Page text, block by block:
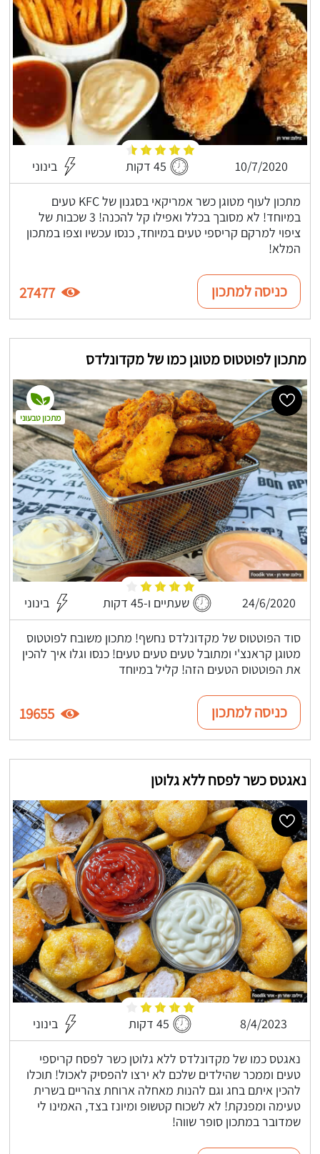
10/7/2020 45 דקות בינוני
מתכון לעוף מטוגן כשר אמריקאי בסגנון של KFC טעים
במיוחד! לא מסובך בכלל ואפילו קל להכנה! 3 שכבות של
ציפוי למרקם קריספי טעים במיוחד, כנסו עכשיו וצפו במתכון
המלא!
כניסה למתכון 27477
מתכון לפוטטוס מטוגן כמו של מקדונלדס
24/6/2020 שעתיים ו-45 דקות בינוני
סוד הפוטטוס של מקדונלדס נחשף! מתכון משובח לפוטטוס
מטוגן קראנצ'י ומתובל טעים טעים טעים! כנסו וגלו איך להכין
את הפוטטוס הטעים הזה! קליל במיוחד
מתכון טבעוני
כניסה למתכון 19655
נאגטס כשר לפסח ללא גלוטן
8/4/2023 45 דקות בינוני
נאגטס כמו של מקדונלדס ללא גלוטן כשר לפסח קריספי
טעים וממכר שהילדים שלכם לא ירצו להפסיק לאכול! תוכלו
להכין איתם בחג וגם להנות מאחלה ארוחת צהריים בשרית
טעימה ומפנקת! לא לשכוח קטשופ ומיונז בצד, האמינו לי
שמדובר במתכון סופר שווה!